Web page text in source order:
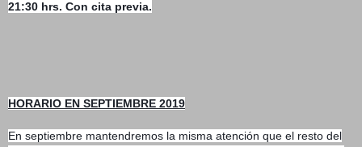
21:30 hrs. Con cita previa.
HORARIO EN SEPTIEMBRE 2019
En septiembre mantendremos la misma atención que el resto del